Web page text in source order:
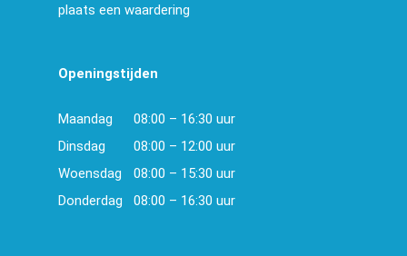
plaats een waardering
Openingstijden
Maandag
08:00 – 16:30 uur
Dinsdag
08:00 – 12:00 uur
Woensdag
08:00 – 15:30 uur
Donderdag
08:00 – 16:30 uur